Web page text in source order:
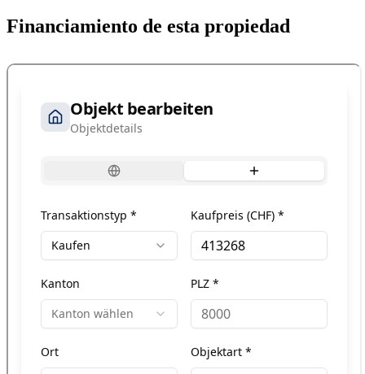
Financiamiento de esta propiedad